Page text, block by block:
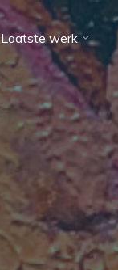
Laatste werk